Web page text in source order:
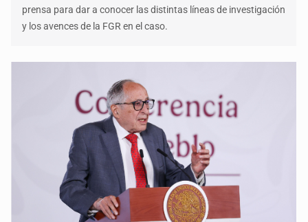
prensa para dar a conocer las distintas líneas de investigación
y los avences de la FGR en el caso.